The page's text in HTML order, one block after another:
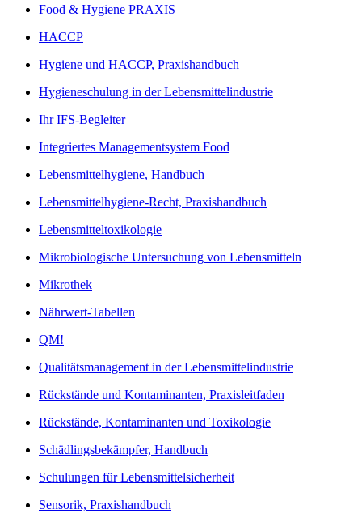
Food & Hygiene PRAXIS
HACCP
Hygiene und HACCP, Praxishandbuch
Hygieneschulung in der Lebensmittelindustrie
Ihr IFS-Begleiter
Integriertes Managementsystem Food
Lebensmittelhygiene, Handbuch
Lebensmittelhygiene-Recht, Praxishandbuch
Lebensmitteltoxikologie
Mikrobiologische Untersuchung von Lebensmitteln
Mikrothek
Nährwert-Tabellen
QM!
Qualitätsmanagement in der Lebensmittelindustrie
Rückstände und Kontaminanten, Praxisleitfaden
Rückstände, Kontaminanten und Toxikologie
Schädlingsbekämpfer, Handbuch
Schulungen für Lebensmittelsicherheit
Sensorik, Praxishandbuch